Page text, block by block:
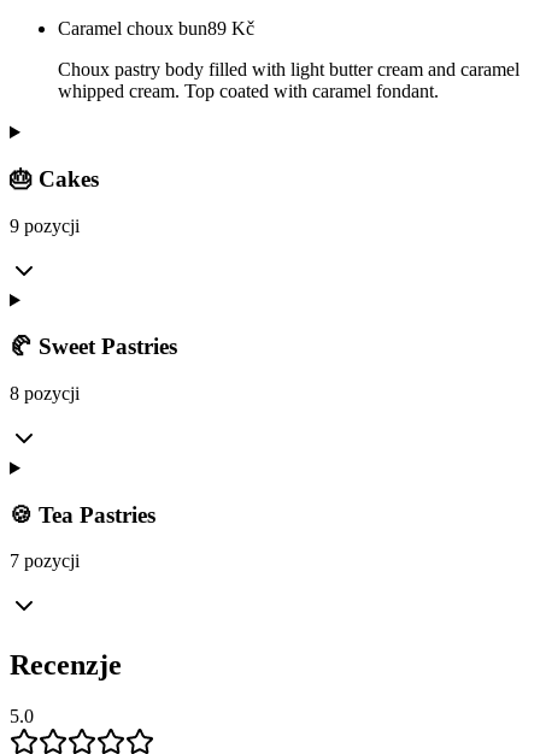
Caramel choux bun89 Kč
Choux pastry body filled with light butter cream and caramel
whipped cream. Top coated with caramel fondant.
🎂 Cakes
9 pozycji
🥐 Sweet Pastries
8 pozycji
🍪 Tea Pastries
7 pozycji
Recenzje
5.0